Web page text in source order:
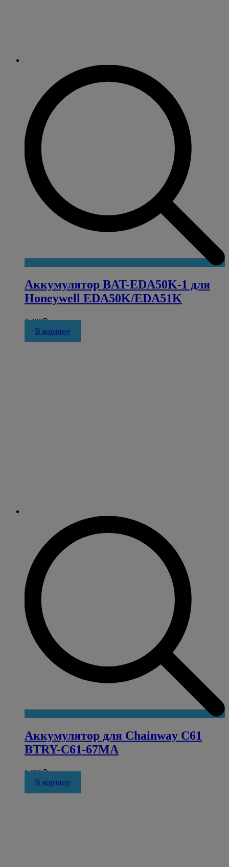
Аккумулятор BAT-EDA50K-1 для
Honeywell EDA50K/EDA51K
3 400₽
В корзину
Аккумулятор для Chainway C61
BTRY-C61-67MA
5 275₽
В корзину